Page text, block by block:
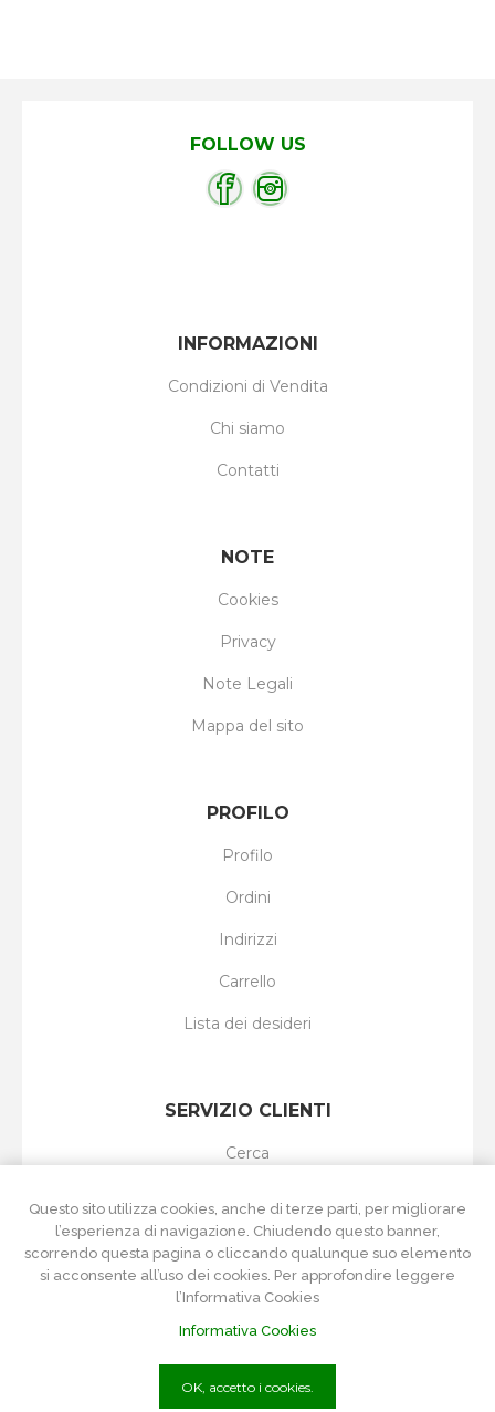
FOLLOW US
INFORMAZIONI
Condizioni di Vendita
Chi siamo
Contatti
NOTE
Cookies
Privacy
Note Legali
Mappa del sito
PROFILO
Profilo
Ordini
Indirizzi
Carrello
Lista dei desideri
SERVIZIO CLIENTI
Cerca
Ultimi prodotti visti
Confronta i prodotti
Questo sito utilizza cookies, anche di terze parti, per migliorare
l’esperienza di navigazione. Chiudendo questo banner,
scorrendo questa pagina o cliccando qualunque suo elemento
si acconsente all’uso dei cookies. Per approfondire leggere
l’Informativa Cookies
Informativa Cookies
OK, accetto i cookies.